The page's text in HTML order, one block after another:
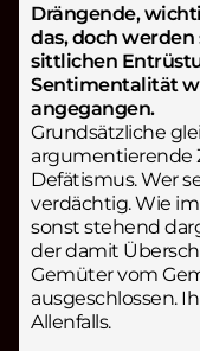
Drängende,
das, doch
sittlichen
Sentimentalität
angegangen.
Grundsätzliche
argumentierende
Defätismus. Wer
verdächtig. Wie
sonst stehend
der damit
Gemüter vom
ausgeschlossen.
Allenfalls.